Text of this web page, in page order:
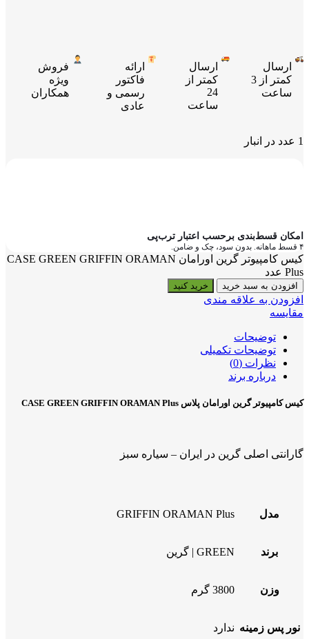
ارسال
کمتر از 3
ساعت
ارسال
کمتر از
24
ساعت
ارائه
فاکتور
رسمی و
عادی
فروش
ویژه
همکاران
1 عدد در انبار
امکان قسط‌بندی برحسب اعتبار ترب‌پی
۴ قسط ماهانه. بدون سود، چک و ضامن.
کیس کامپیوتر گرین اورامان CASE GREEN GRIFFIN ORAMAN
Plus عدد
افزودن به سبد خرید خرید کنید
افزودن به علاقه مندی
مقایسه
توضیحات
توضیحات تکمیلی
نظرات (0)
درباره برند
کیس کامپیوتر گرین اورامان پلاس CASE GREEN GRIFFIN ORAMAN Plus
گارانتی اصلی گرین در ایران – سیاره سبز
مدل GRIFFIN ORAMAN Plus
برند GREEN | گرین
وزن 3800 گرم
نور پس زمینه ندارد